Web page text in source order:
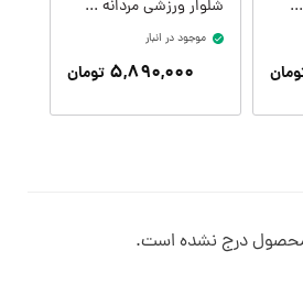
تیشرت مردانه کدM09414-104 شلوار ورزشی مردانه کدM09407-400
موجود در انبار
۵,۸۹۰,۰۰۰ تومان
محصول درج نشده است.